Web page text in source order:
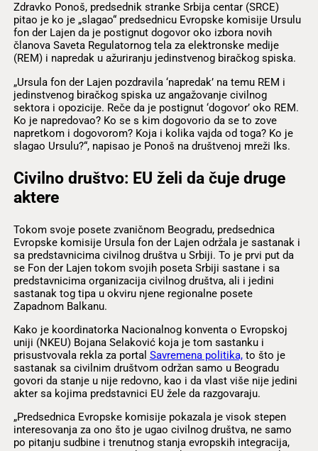
Zdravko Ponoš, predsednik stranke Srbija centar (SRCE)
pitao je ko je „slagao“ predsednicu Evropske komisije Ursulu
fon der Lajen da je postignut dogovor oko izbora novih
članova Saveta Regulatornog tela za elektronske medije
(REM) i napredak u ažuriranju jedinstvenog biračkog spiska.
„Ursula fon der Lajen pozdravila ‘napredak’ na temu REM i
jedinstvenog biračkog spiska uz angažovanje civilnog
sektora i opozicije. Reče da je postignut ‘dogovor’ oko REM.
Ko je napredovao? Ko se s kim dogovorio da se to zove
napretkom i dogovorom? Koja i kolika vajda od toga? Ko je
slagao Ursulu?“, napisao je Ponoš na društvenoj mreži Iks.
Civilno društvo: EU želi da čuje druge
aktere
Tokom svoje posete zvaničnom Beogradu, predsednica
Evropske komisije Ursula fon der Lajen održala je sastanak i
sa predstavnicima civilnog društva u Srbiji. To je prvi put da
se Fon der Lajen tokom svojih poseta Srbiji sastane i sa
predstavnicima organizacija civilnog društva, ali i jedini
sastanak tog tipa u okviru njene regionalne posete
Zapadnom Balkanu.
Kako je koordinatorka Nacionalnog konventa o Evropskoj
uniji (NKEU) Bojana Selaković koja je tom sastanku i
prisustvovala rekla za portal Savremena politika,to što je
sastanak sa civilnim društvom održan samo u Beogradu
govori da stanje u nije redovno, kao i da vlast više nije jedini
akter sa kojima predstavnici EU žele da razgovaraju.
„Predsednica Evropske komisije pokazala je visok stepen
interesovanja za ono što je ugao civilnog društva, ne samo
po pitanju sudbine i trenutnog stanja evropskih integracija,